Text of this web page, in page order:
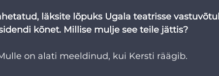
läksite lõpuks Ugala teatrisse
kõnet. Millise mulje see teile jättis?
on alati meeldinud, kui Kersti räägib.